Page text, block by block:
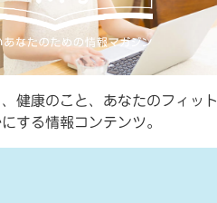
健康のこと、あなたのフィット
する情報コンテンツ。